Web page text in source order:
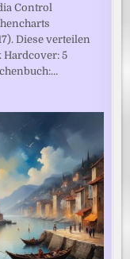
Control
Diese verteilen
Hardcover: 5